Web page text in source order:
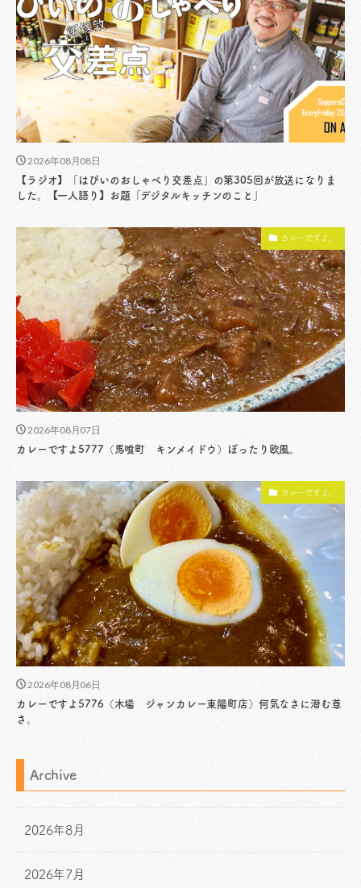
2026年08月08日
【ラジオ】「はぴいのおしゃべり交差点」の第305回が放送になりま
した。【一人語り】お題「デジタルキッチンのこと」
カレーですよ。
2026年08月07日
カレーですよ5777（馬喰町 キンメイドウ）ぽったり欧風。
カレーですよ。
2026年08月06日
カレーですよ5776（木場 ジャンカレー東陽町店）何気なさに潜む尊
さ。
Archive
2026年8月
2026年7月